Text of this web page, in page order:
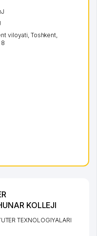
viloyati, Toshkent,
KOLLEJI
TEXNOLOGIYALARI